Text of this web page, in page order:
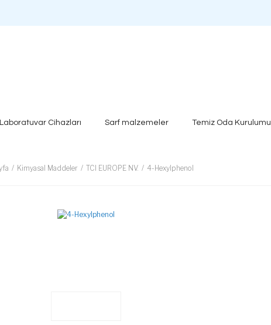
Laboratuvar Cihazları Sarf malzemeler Temiz Oda Kurulumu
Kimyasal Maddeler TCI EUROPE NV. 4-Hexylphenol